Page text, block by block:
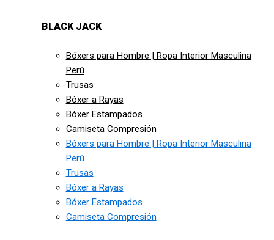
BLACK JACK
Bóxers para Hombre | Ropa Interior Masculina
Perú
Trusas
Bóxer a Rayas
Bóxer Estampados
Camiseta Compresión
Bóxers para Hombre | Ropa Interior Masculina
Perú
Trusas
Bóxer a Rayas
Bóxer Estampados
Camiseta Compresión